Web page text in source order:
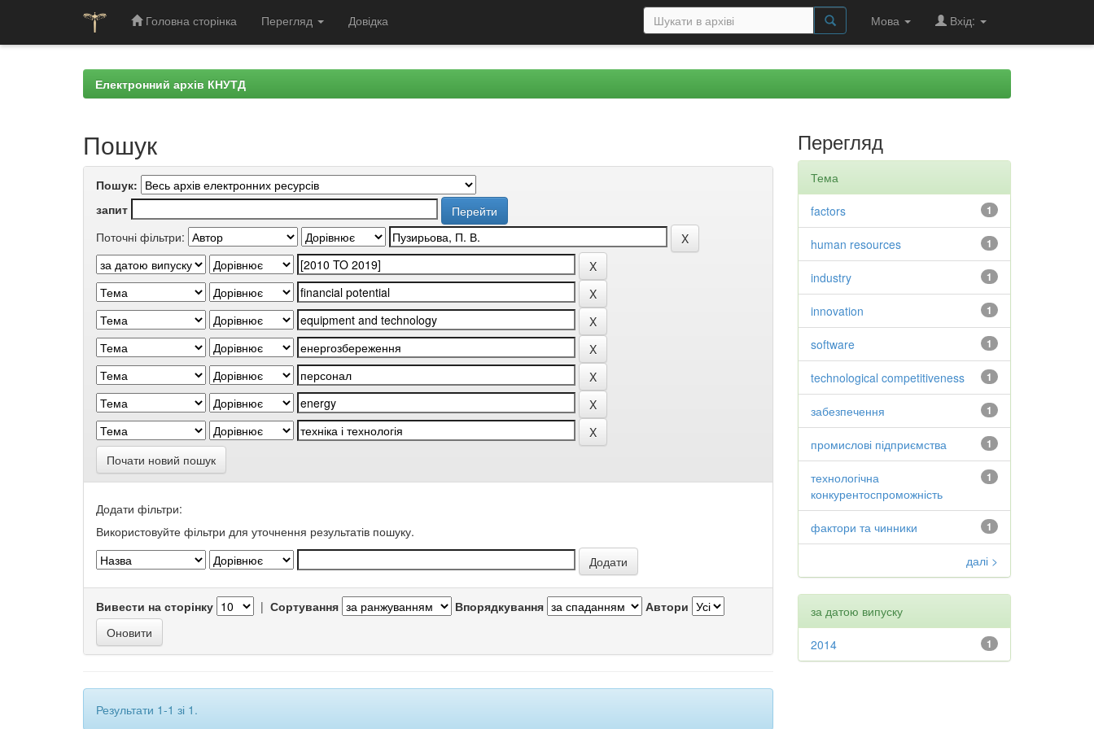
Головна сторінка Перегляд Довідка Мова Вхід:
Електронний архів КНУТД
Пошук
Пошук:
запит
Поточні фільтри:
Почати новий пошук
Додати фільтри:
Використовуйте фільтри для уточнення результатів пошуку.
Вивести на сторінку | Сортування Впорядкування Автори
Результати 1-1 зі 1.
Перегляд
Тема
1
factors
1
human resources
1
industry
1
innovation
1
software
1
technological competitiveness
1
забезпечення
1
промислові підприємства
1
технологічна
конкурентоспроможність
1
фактори та чинники
далі >
за датою випуску
1
2014